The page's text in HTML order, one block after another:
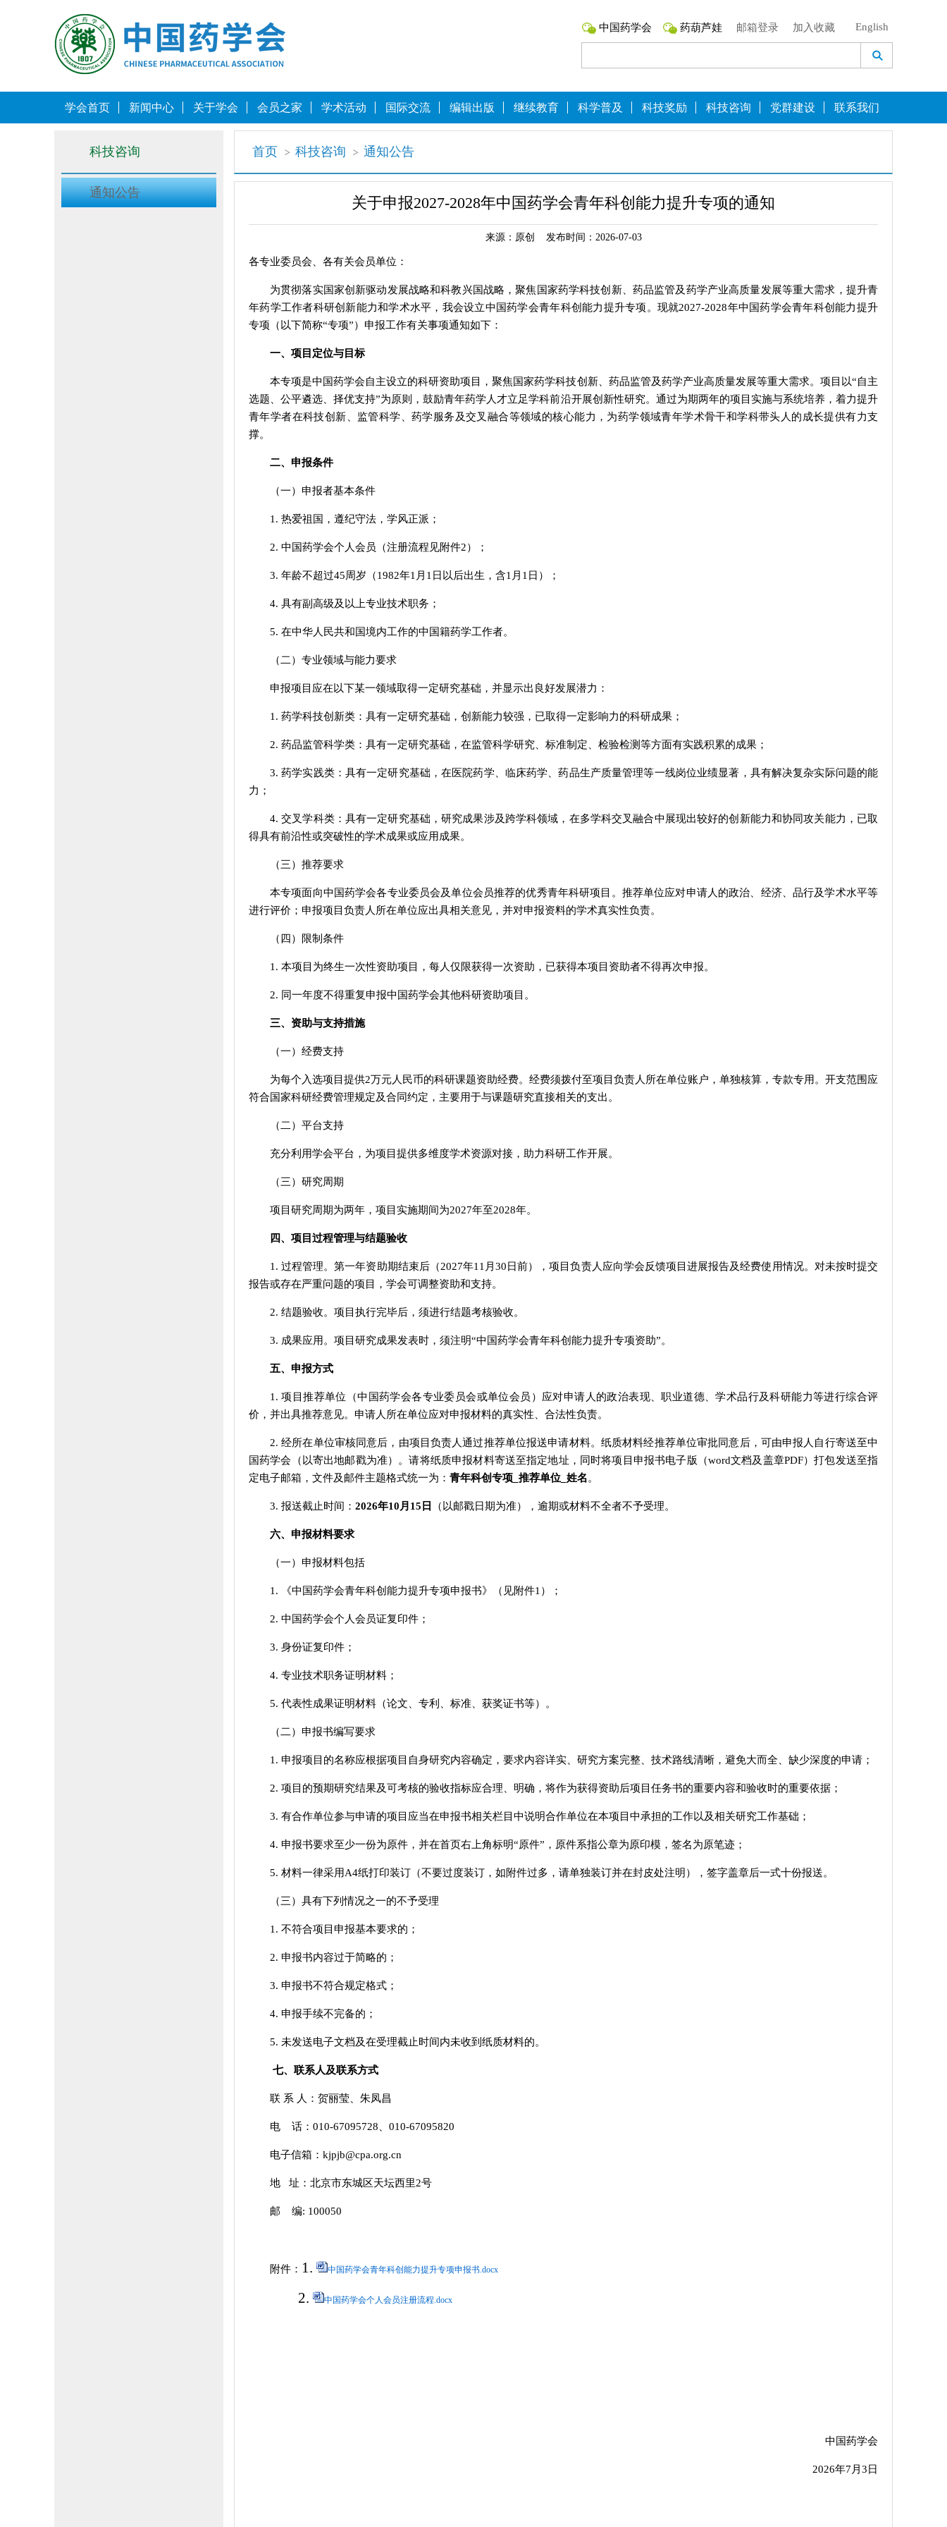
中国药学会 药葫芦娃 邮箱登录 加入收藏 English
学会首页 新闻中心 关于学会 会员之家 学术活动 国际交流 编辑出版 继续教育 科学普及 科技奖励 科技咨询 党群建设 联系我们
科技咨询
通知公告
首页 科技咨询 通知公告
关于申报2027-2028年中国药学会青年科创能力提升专项的通知
来源：原创 发布时间：2026-07-03
各专业委员会、各有关会员单位：
为贯彻落实国家创新驱动发展战略和科教兴国战略，聚焦国家药学科技创新、药品监管及药学产业高质量发展等重大需求，提升青
年药学工作者科研创新能力和学术水平，我会设立中国药学会青年科创能力提升专项。现就2027-2028年中国药学会青年科创能力提升
专项（以下简称“专项”）申报工作有关事项通知如下：
一、项目定位与目标
本专项是中国药学会自主设立的科研资助项目，聚焦国家药学科技创新、药品监管及药学产业高质量发展等重大需求。项目以“自主
选题、公平遴选、择优支持”为原则，鼓励青年药学人才立足学科前沿开展创新性研究。通过为期两年的项目实施与系统培养，着力提升
青年学者在科技创新、监管科学、药学服务及交叉融合等领域的核心能力，为药学领域青年学术骨干和学科带头人的成长提供有力支
撑。
二、申报条件
（一）申报者基本条件
1 . 热爱祖国，遵纪守法，学风正派；
2. 中国药学会个人会员（注册流程见附件2）；
3. 年龄不超过45周岁（1982年1月1日以后出生，含1月1日）；
4. 具有副高级及以上专业技术职务；
5. 在中华人民共和国境内工作的中国籍药学工作者。
（二）专业领域与能力要求
申报项目应在以下某一领域取得一定研究基础，并显示出良好发展潜力：
1. 药学科技创新类：具有一定研究基础，创新能力较强，已取得一定影响力的科研成果；
2. 药品监管科学类：具有一定研究基础，在监管科学研究、标准制定、检验检测等方面有实践积累的成果；
3. 药学实践类：具有一定研究基础，在医院药学、临床药学、药品生产质量管理等一线岗位业绩显著，具有解决复杂实际问题的能
力；
4. 交叉学科类：具有一定研究基础，研究成果涉及跨学科领域，在多学科交叉融合中展现出较好的创新能力和协同攻关能力，已取
得具有前沿性或突破性的学术成果或应用成果。
（三）推荐要求
本专项面向中国药学会各专业委员会及单位会员推荐的优秀青年科研项目。推荐单位应对申请人的政治、经济、品行及学术水平等
进行评价；申报项目负责人所在单位应出具相关意见，并对申报资料的学术真实性负责。
（四）限制条件
1. 本项目为终生一次性资助项目，每人仅限获得一次资助，已获得本项目资助者不得再次申报。
2. 同一年度不得重复申报中国药学会其他科研资助项目。
三、资助与支持措施
（一）经费支持
为每个入选项目提供2万元人民币的科研课题资助经费。经费须拨付至项目负责人所在单位账户，单独核算，专款专用。开支范围应
符合国家科研经费管理规定及合同约定，主要用于与课题研究直接相关的支出。
（二）平台支持
充分利用学会平台，为项目提供多维度学术资源对接，助力科研工作开展。
（三）研究周期
项目研究周期为两年，项目实施期间为2027年至2028年。
四、项目过程管理与结题验收
1. 过程管理。第一年资助期结束后（2027年11月30日前），项目负责人应向学会反馈项目进展报告及经费使用情况。对未按时提交
报告或存在严重问题的项目，学会可调整资助和支持。
2. 结题验收。项目执行完毕后，须进行结题考核验收。
3. 成果应用。项目研究成果发表时，须注明“中国药学会青年科创能力提升专项资助”。
五、申报方式
1. 项目推荐单位（中国药学会各专业委员会或单位会员）应对申请人的政治表现、职业道德、学术品行及科研能力等进行综合评
价，并出具推荐意见。申请人所在单位应对申报材料的真实性、合法性负责。
2. 经所在单位审核同意后，由项目负责人通过推荐单位报送申请材料。纸质材料经推荐单位审批同意后，可由申报人自行寄送至中
国药学会（以寄出地邮戳为准）。请将纸质申报材料寄送至指定地址，同时将项目申报书电子版（word文档及盖章PDF）打包发送至指
定电子邮箱，文件及邮件主题格式统一为： 青年科创专项_推荐单位_姓名。
3. 报送截止时间： 2026年10月15日 （以邮戳日期为准），逾期或材料不全者不予受理。
六、申报材料要求
（一）申报材料包括
1. 《中国药学会青年科创能力提升专项申报书》（见附件1）；
2. 中国药学会个人会员证复印件；
3. 身份证复印件；
4. 专业技术职务证明材料；
5. 代表性成果证明材料（论文、专利、标准、获奖证书等）。
（二）申报书编写要求
1. 申报项目的名称应根据项目自身研究内容确定，要求内容详实、研究方案完整、技术路线清晰，避免大而全、缺少深度的申请；
2. 项目的预期研究结果及可考核的验收指标应合理、明确，将作为获得资助后项目任务书的重要内容和验收时的重要依据；
3. 有合作单位参与申请的项目应当在申报书相关栏目中说明合作单位在本项目中承担的工作以及相关研究工作基础；
4. 申报书要求至少一份为原件，并在首页右上角标明“原件”，原件系指公章为原印模，签名为原笔迹；
5. 材料一律采用A4纸打印装订（不要过度装订，如附件过多，请单独装订并在封皮处注明），签字盖章后一式十份报送。
（三）具有下列情况之一的不予受理
1. 不符合项目申报基本要求的；
2. 申报书内容过于简略的；
3. 申报书不符合规定格式；
4. 申报手续不完备的；
5. 未发送电子文档及在受理截止时间内未收到纸质材料的。
七、联系人及联系方式
联 系 人：贺丽莹、朱凤昌
电 话：010-67095728、010-67095820
电子信箱：kjpjb@cpa.org.cn
地 址：北京市东城区天坛西里2号
邮 编: 100050
附件： 1. 中国药学会青年科创能力提升专项申报书.docx
2. 中国药学会个人会员注册流程.docx
中国药学会
2026年7月3日